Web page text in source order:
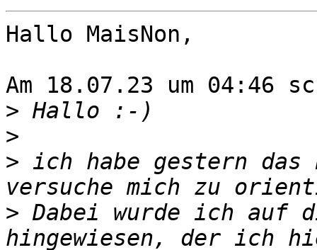
Hallo MaisNon,
Am 18.07.23 um 04:46
>
>
> ich habe gestern das
> Dabei wurde ich auf